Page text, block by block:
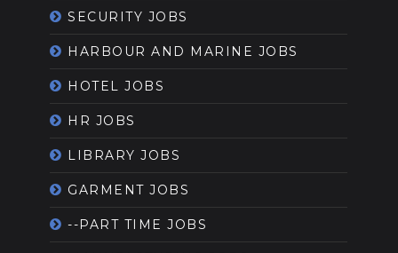
SECURITY JOBS
HARBOUR AND MARINE JOBS
HOTEL JOBS
HR JOBS
LIBRARY JOBS
GARMENT JOBS
--PART TIME JOBS